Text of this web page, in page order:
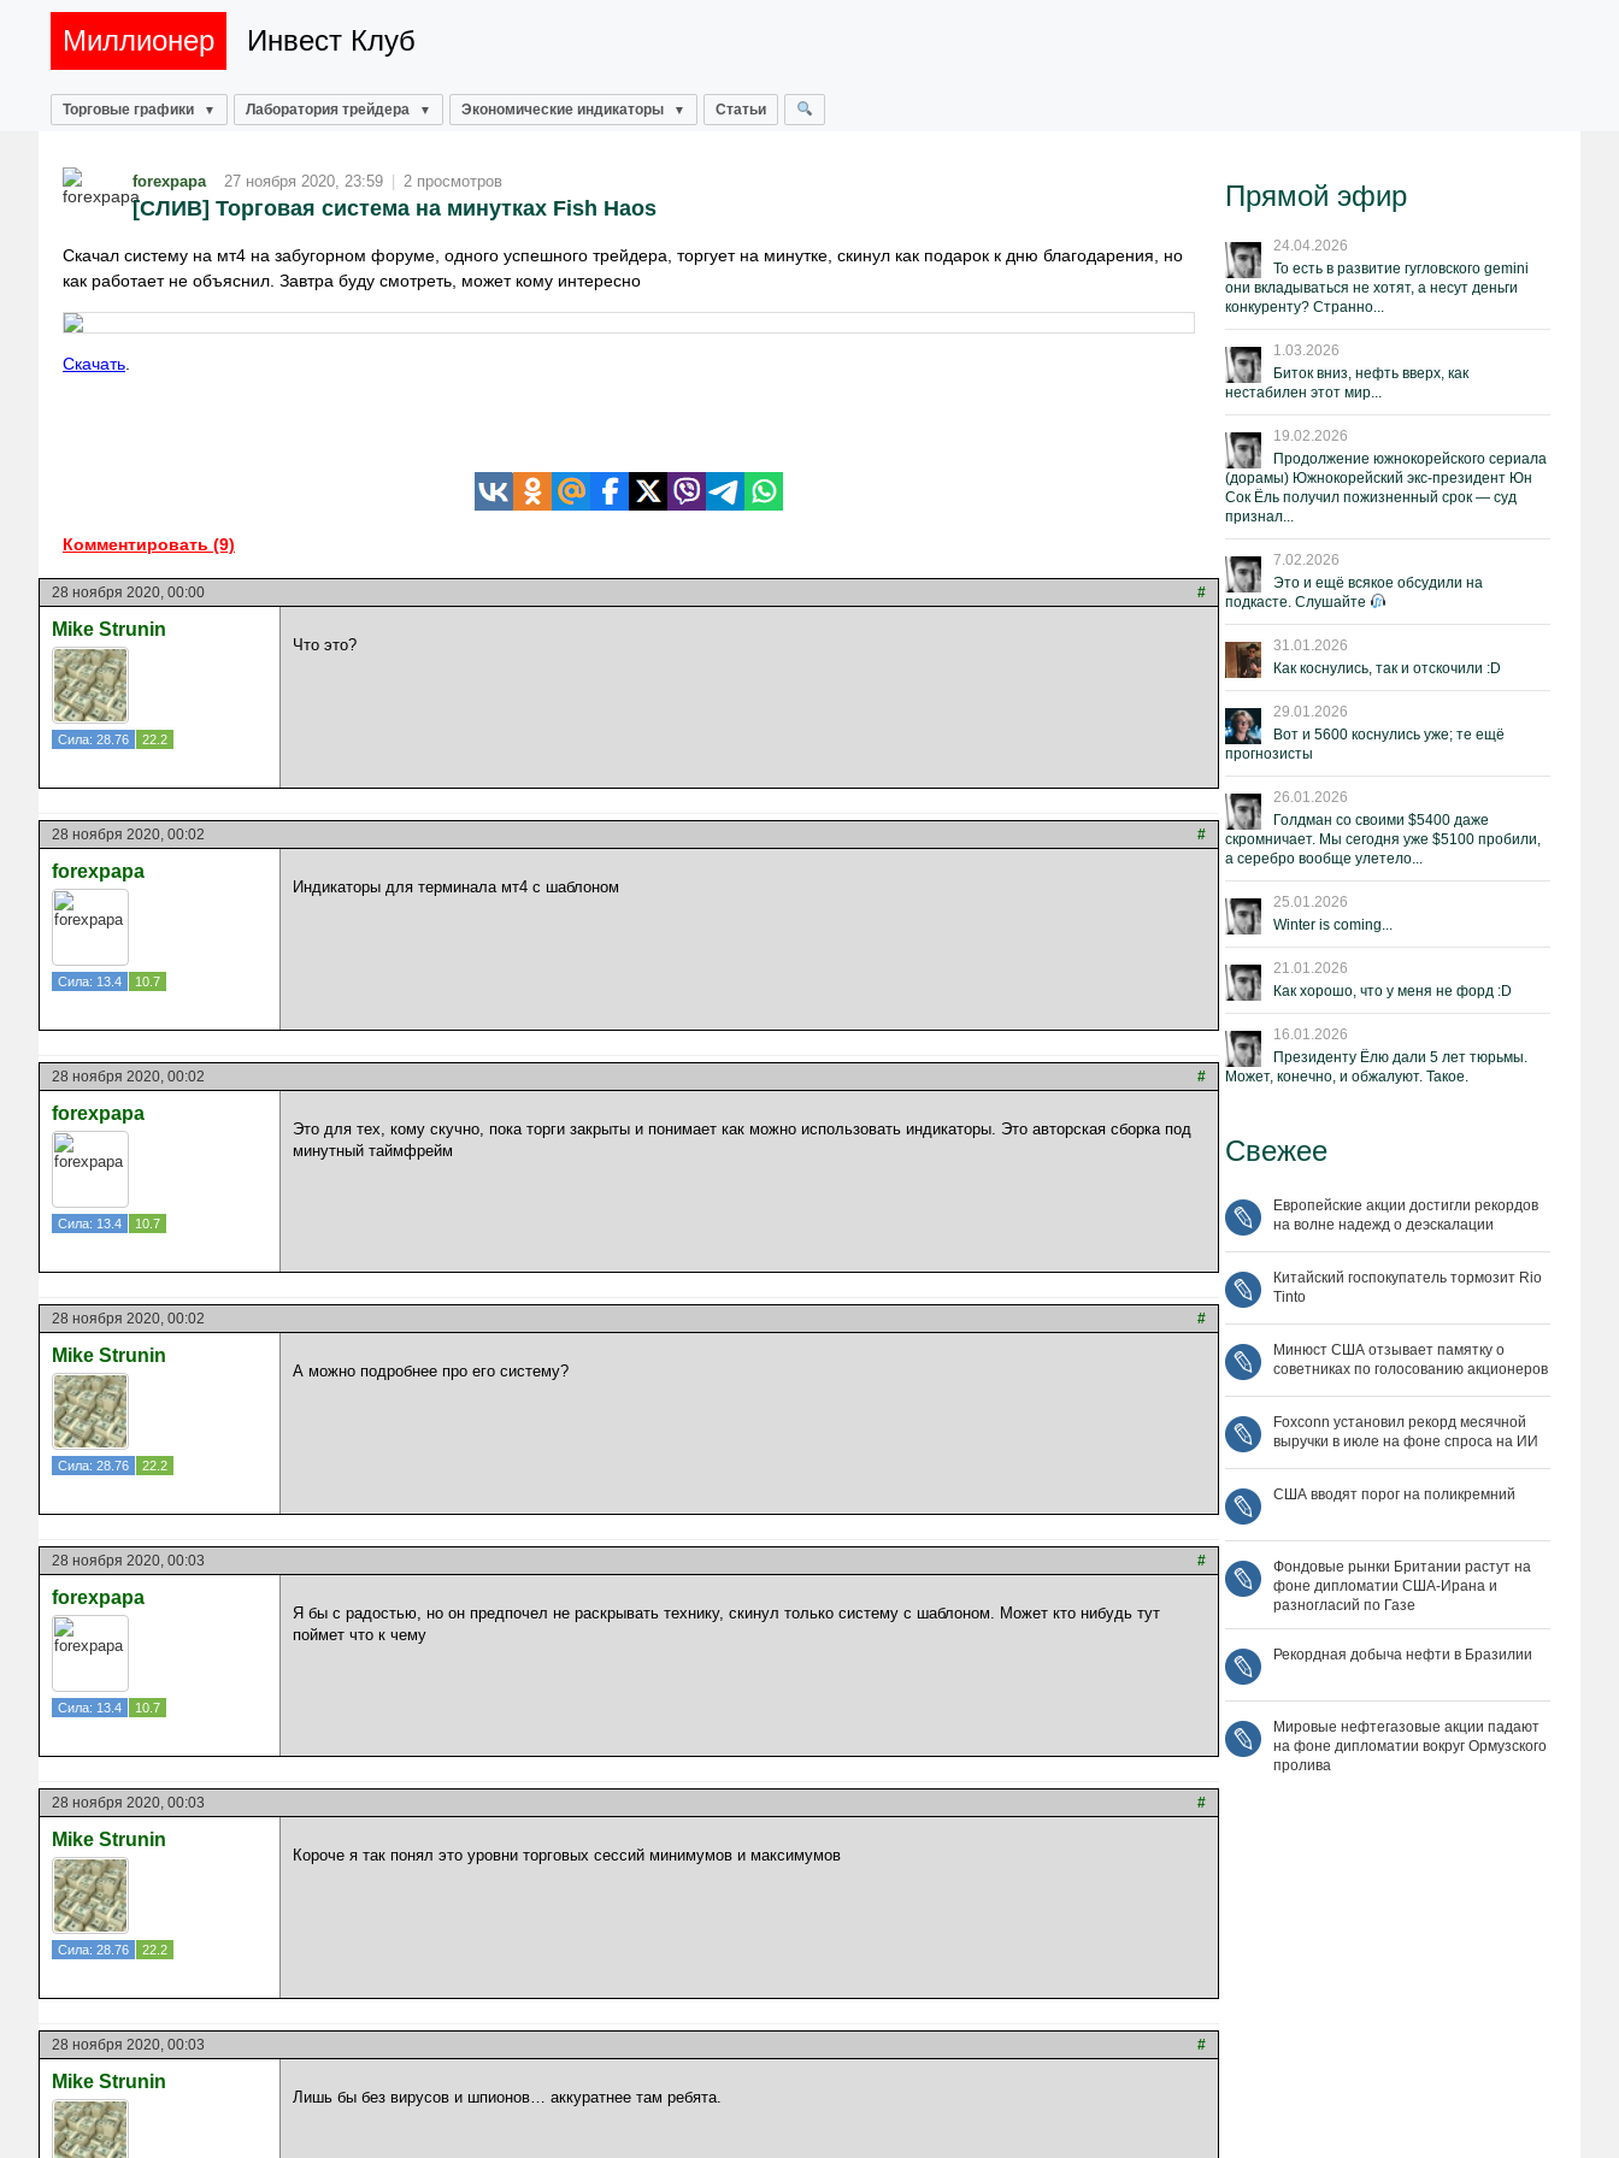
Миллионер Инвест Клуб
Торговые графики Лаборатория трейдера Экономические индикаторы Статьи
forexpapa 27 ноября 2020, 23:59 | 2 просмотров
[СЛИВ] Торговая система на минутках Fish Haos
Скачал систему на мт4 на забугорном форуме, одного успешного трейдера, торгует на минутке, скинул как подарок к дню благодарения, но
как работает не объяснил. Завтра буду смотреть, может кому интересно
Скачать
Комментировать (9)
28 ноября 2020, 00:00 #
Mike Strunin
Сила: 28.76 22.2
Что это?
28 ноября 2020, 00:02 #
forexpapa
Сила: 13.4 10.7
Индикаторы для терминала мт4 с шаблоном
28 ноября 2020, 00:02 #
forexpapa
Сила: 13.4 10.7
Это для тех, кому скучно, пока торги закрыты и понимает как можно использовать индикаторы. Это авторская сборка под
минутный таймфрейм
28 ноября 2020, 00:02 #
Mike Strunin
Сила: 28.76 22.2
А можно подробнее про его систему?
28 ноября 2020, 00:03 #
forexpapa
Сила: 13.4 10.7
Я бы с радостью, но он предпочел не раскрывать технику, скинул только систему с шаблоном. Может кто нибудь тут
поймет что к чему
28 ноября 2020, 00:03 #
Mike Strunin
Сила: 28.76 22.2
Короче я так понял это уровни торговых сессий минимумов и максимумов
28 ноября 2020, 00:03 #
Mike Strunin
Лишь бы без вирусов и шпионов… аккуратнее там ребята.
Прямой эфир
24.04.2026
То есть в развитие гугловского gemini
они вкладываться не хотят, а несут деньги
конкуренту? Странно...
1.03.2026
Биток вниз, нефть вверх, как
нестабилен этот мир...
19.02.2026
Продолжение южнокорейского сериала
(дорамы) Южнокорейский экс-президент Юн
Сок Ёль получил пожизненный срок — суд
признал...
7.02.2026
Это и ещё всякое обсудили на
подкасте. Слушайте
31.01.2026
Как коснулись, так и отскочили :D
29.01.2026
Вот и 5600 коснулись уже; те ещё
прогнозисты
26.01.2026
Голдман со своими $5400 даже
скромничает. Мы сегодня уже $5100 пробили,
а серебро вообще улетело...
25.01.2026
Winter is coming...
21.01.2026
Как хорошо, что у меня не форд :D
16.01.2026
Президенту Ёлю дали 5 лет тюрьмы.
Может, конечно, и обжалуют. Такое.
Свежее
Европейские акции достигли рекордов
на волне надежд о деэскалации
Китайский госпокупатель тормозит Rio
Tinto
Минюст США отзывает памятку о
советниках по голосованию акционеров
Foxconn установил рекорд месячной
выручки в июле на фоне спроса на ИИ
США вводят порог на поликремний
Фондовые рынки Британии растут на
фоне дипломатии США‑Ирана и
разногласий по Газе
Рекордная добыча нефти в Бразилии
Мировые нефтегазовые акции падают
на фоне дипломатии вокруг Ормузского
пролива